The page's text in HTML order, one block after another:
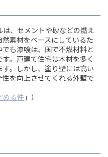
、セメントや砂などの燃え
素材をベースにしているた
も漆喰は、国で不燃材料と
。戸建て住宅は木材を多く
。しかし、塗り壁には高い
を向上させてくれる外壁で
める件 」）